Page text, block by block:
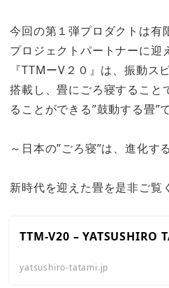
今回の第１弾プロダクトは有
プロジェクトパートナーに迎
『TTMーV２０』は、振動ス
搭載し、畳にごろ寝すること
ることができる”鼓動する畳”で
～日本の”ごろ寝”は、進化す
新時代を迎えた畳を是非ご覧
TTM-V20 – YATSUSHIRO
yatsushiro-tatami.jp